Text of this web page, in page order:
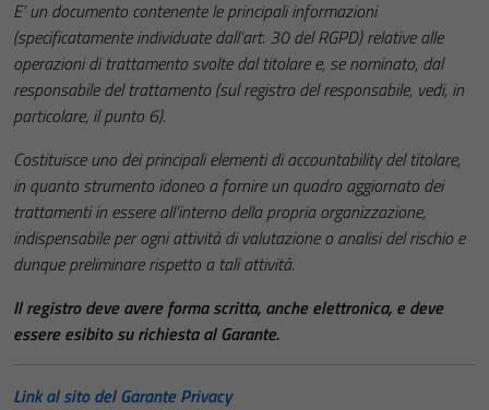
E’ un documento contenente le principali informazioni
(specificatamente individuate dall’art. 30 del RGPD) relative alle
operazioni di trattamento svolte dal titolare e, se nominato, dal
responsabile del trattamento (sul registro del responsabile, vedi, in
particolare, il punto 6).
Costituisce uno dei principali elementi di accountability del titolare,
in quanto strumento idoneo a fornire un quadro aggiornato dei
trattamenti in essere all’interno della propria organizzazione,
indispensabile per ogni attività di valutazione o analisi del rischio e
dunque preliminare rispetto a tali attività.
Il registro deve avere forma scritta, anche elettronica, e deve
essere esibito su richiesta al Garante.
Link al sito del Garante Privacy